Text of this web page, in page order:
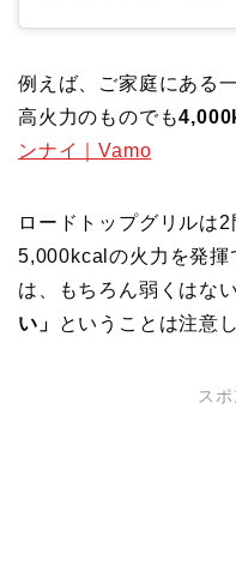
例えば、ご家庭にある
高火力のものでも
ンナイ｜Vamo
ロードトップグリルは
5,000kcalの火力を発揮
は、もちろん弱くはな
い」
ということは注意
ス